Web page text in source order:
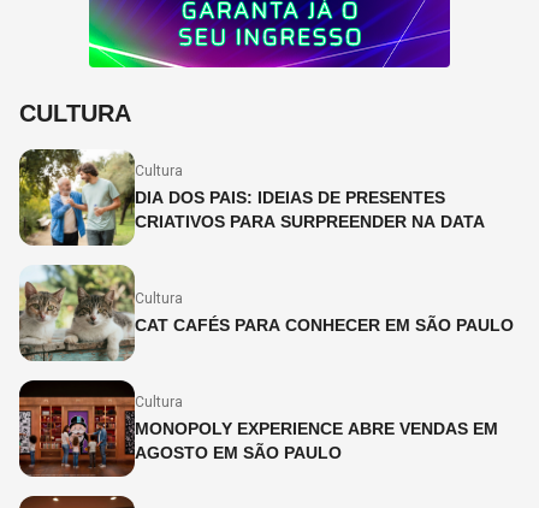
CULTURA
Cultura
DIA DOS PAIS: IDEIAS DE PRESENTES
CRIATIVOS PARA SURPREENDER NA DATA
Cultura
CAT CAFÉS PARA CONHECER EM SÃO PAULO
Cultura
MONOPOLY EXPERIENCE ABRE VENDAS EM
AGOSTO EM SÃO PAULO